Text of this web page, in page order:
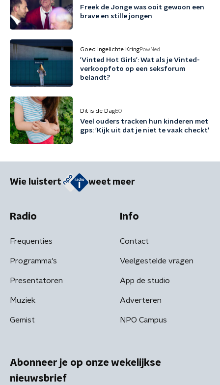
Freek de Jonge was ooit gewoon een
brave en stille jongen
Goed Ingelichte KringPowNed
'Vinted Hot Girls': Wat als je Vinted-
verkoopfoto op een seksforum
belandt?
Dit is de DagEO
Veel ouders tracken hun kinderen met
gps: 'Kijk uit dat je niet te vaak checkt'
Wie luistert weet meer
Radio
Frequenties
Programma's
Presentatoren
Muziek
Gemist
Info
Contact
Veelgestelde vragen
App de studio
Adverteren
NPO Campus
Abonneer je op onze wekelijkse
nieuwsbrief